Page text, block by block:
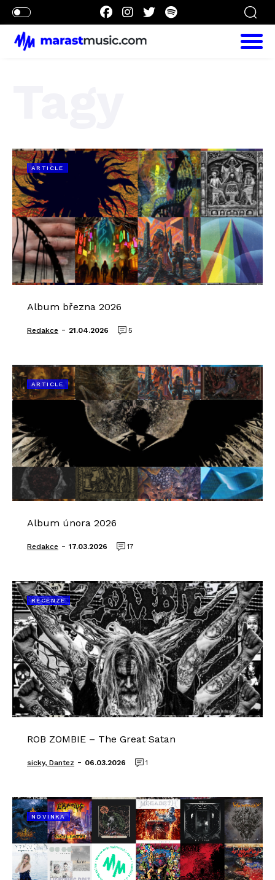
ARTICLE
Album března 2026
Redakce - 21.04.2026 5
ARTICLE
Album února 2026
Redakce - 17.03.2026 17
RECENZE
ROB ZOMBIE – The Great Satan
sicky, Dantez - 06.03.2026 1
NOVINKA